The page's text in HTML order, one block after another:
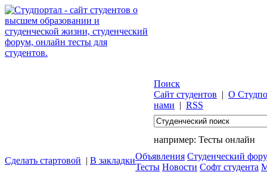
Поиск
Сайт студентов | О
нами | RSS
например: Тесты онлайн
Сделать стартовой | В закладкиОбъявления Студенческий
Тесты Новости Софт студента